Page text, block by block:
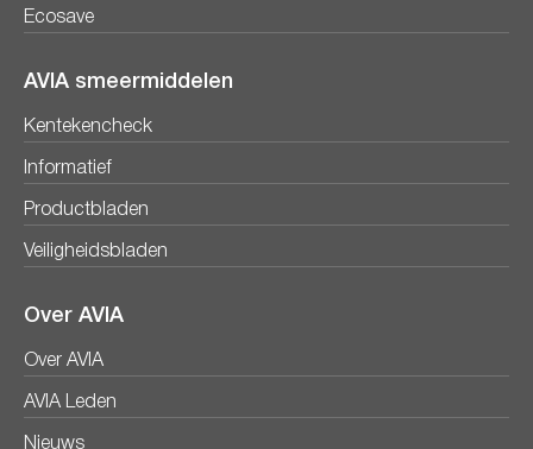
Ecosave
AVIA smeermiddelen
Kentekencheck
Informatief
Productbladen
Veiligheidsbladen
Over AVIA
Over AVIA
AVIA Leden
Nieuws